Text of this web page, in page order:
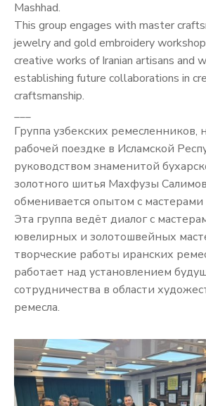
Mashhad.
This group engages with master
jewelry and gold embroidery
creative works of Iranian artisans and
establishing future collaborations in
craftsmanship.
___
Группа узбекских ремесленников,
рабочей поездке в Исламской
руководством знаменитой
золотного шитья Махфузы
обменивается опытом с
Эта группа ведёт диалог с
ювелирных и золотошвейных
творческие работы иранских
работает над установлением
сотрудничества в области
ремесла.